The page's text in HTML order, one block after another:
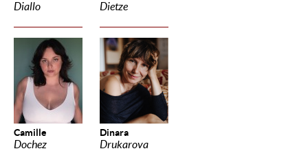
Diallo Dietze
Camille
Dochez
Dinara
Drukarova